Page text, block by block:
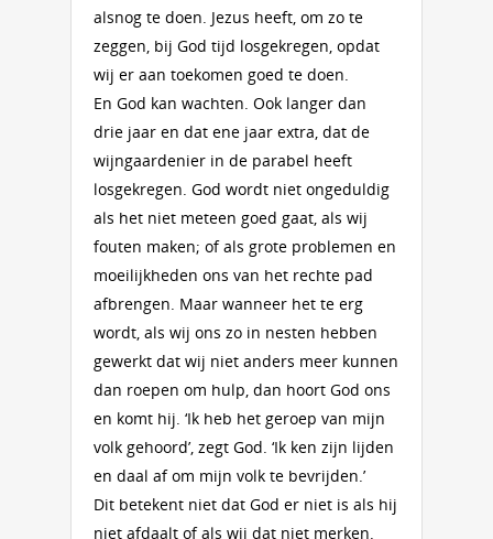
alsnog te doen. Jezus heeft, om zo te
zeggen, bij God tijd losgekregen, opdat
wij er aan toekomen goed te doen.
En God kan wachten. Ook langer dan
drie jaar en dat ene jaar extra, dat de
wijngaardenier in de parabel heeft
losgekregen. God wordt niet ongeduldig
als het niet meteen goed gaat, als wij
fouten maken; of als grote problemen en
moeilijkheden ons van het rechte pad
afbrengen. Maar wanneer het te erg
wordt, als wij ons zo in nesten hebben
gewerkt dat wij niet anders meer kunnen
dan roepen om hulp, dan hoort God ons
en komt hij. ‘Ik heb het geroep van mijn
volk gehoord’, zegt God. ‘Ik ken zijn lijden
en daal af om mijn volk te bevrijden.’
Dit betekent niet dat God er niet is als hij
niet afdaalt of als wij dat niet merken.